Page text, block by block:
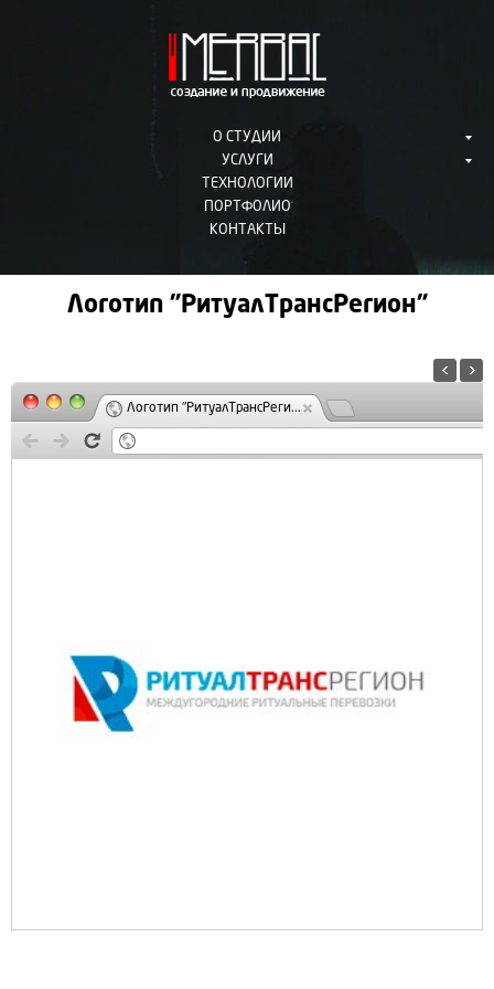
О СТУДИИ
УСЛУГИ
ТЕХНОЛОГИИ
ПОРТФОЛИО
КОНТАКТЫ
Логотип "РитуалТрансРегион"
Логотип "РитуалТрансРеги...